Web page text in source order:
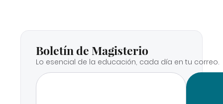
Boletín de Magisterio
Lo esencial de la educación, cada día en tu correo.